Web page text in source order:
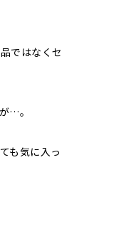
ではなくセ
…。
も気に入っ